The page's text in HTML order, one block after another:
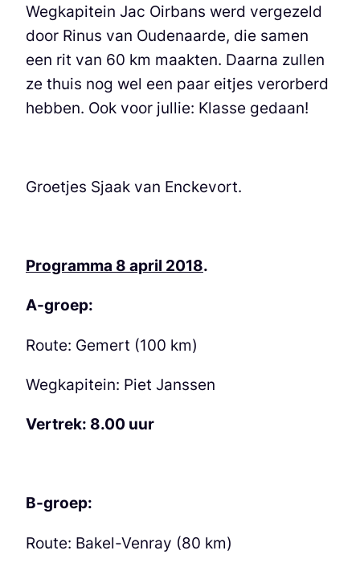
Wegkapitein Jac Oirbans werd vergezeld
door Rinus van Oudenaarde, die samen
een rit van 60 km maakten. Daarna zullen
ze thuis nog wel een paar eitjes verorberd
hebben. Ook voor jullie: Klasse gedaan!
Groetjes Sjaak van Enckevort.
Programma 8 april 2018.
A-groep:
Route: Gemert (100 km)
Wegkapitein: Piet Janssen
Vertrek: 8.00 uur
B-groep:
Route: Bakel-Venray (80 km)